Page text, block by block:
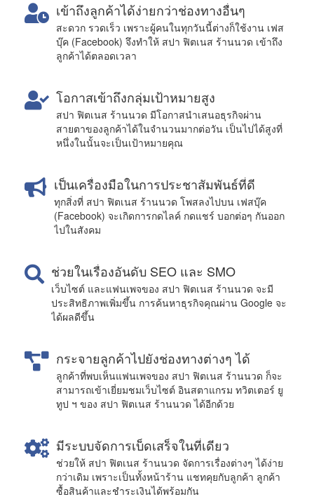
เข้าถึงลูกค้าได้ง่ายกว่าช่องทางอื่นๆ
สะดวก รวดเร็ว เพราะผู้คนในทุกวันนี้ต่างก็ใช้งาน เฟส
บุ๊ค (Facebook) จึงทำให้ สปา ฟิตเนส ร้านนวด เข้าถึง
ลูกค้าได้ตลอดเวลา
โอกาสเข้าถึงกลุ่มเป้าหมายสูง
สปา ฟิตเนส ร้านนวด มีโอกาสนำเสนอธุรกิจผ่าน
สายตาของลูกค้าได้ในจำนวนมากต่อวัน เป็นไปได้สูงที่
หนึ่งในนั้นจะเป็นเป้าหมายคุณ
เป็นเครื่องมือในการประชาสัมพันธ์ที่ดี
ทุกสิ่งที่ สปา ฟิตเนส ร้านนวด โพสลงไปบน เฟสบุ๊ค
(Facebook) จะเกิดการกดไลค์ กดแชร์ บอกต่อๆ กันออก
ไปในสังคม
ช่วยในเรื่องอันดับ SEO และ SMO
เว็บไซต์ และแฟนเพจของ สปา ฟิตเนส ร้านนวด จะมี
ประสิทธิภาพเพิ่มขึ้น การค้นหาธุรกิจคุณผ่าน Google จะ
ได้ผลดีขึ้น
กระจายลูกค้าไปยังช่องทางต่างๆ ได้
ลูกค้าที่พบเห็นแฟนเพจของ สปา ฟิตเนส ร้านนวด ก็จะ
สามารถเข้าเยี่ยมชมเว็บไซต์ อินสตาแกรม ทวิตเตอร์ ยู
ทูป ฯ ของ สปา ฟิตเนส ร้านนวด ได้อีกด้วย
มีระบบจัดการเบ็ดเสร็จในที่เดียว
ช่วยให้ สปา ฟิตเนส ร้านนวด จัดการเรื่องต่างๆ ได้ง่าย
กว่าเดิม เพราะเป็นทั้งหน้าร้าน แชทคุยกับลูกค้า ลูกค้า
ซื้อสินค้าและชำระเงินได้พร้อมกัน